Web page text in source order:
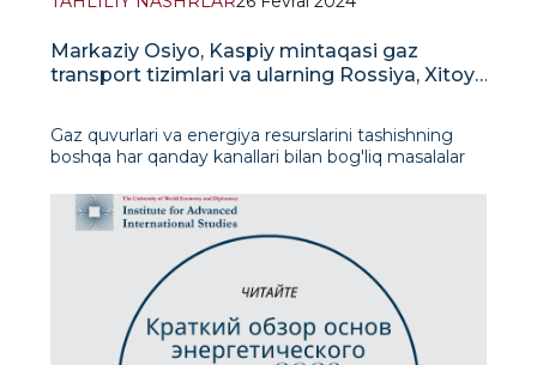
Markaziy Osiyo, Kaspiy mintaqasi gaz
transport tizimlari va ularning Rossiya, Xitoy,
Gaz quvurlari va energiya resurslarini tashishning
boshqa har qanday kanallari bilan bog'liq masalalar
nuqtai nazaridan keng miqyosda o'rganilishi kerak.
Markaziy Osiyo va Kaspiy mintaqasi gaz quvurlari
tizimi nafaqat Markaziy Osiyo mintaqasiga kir